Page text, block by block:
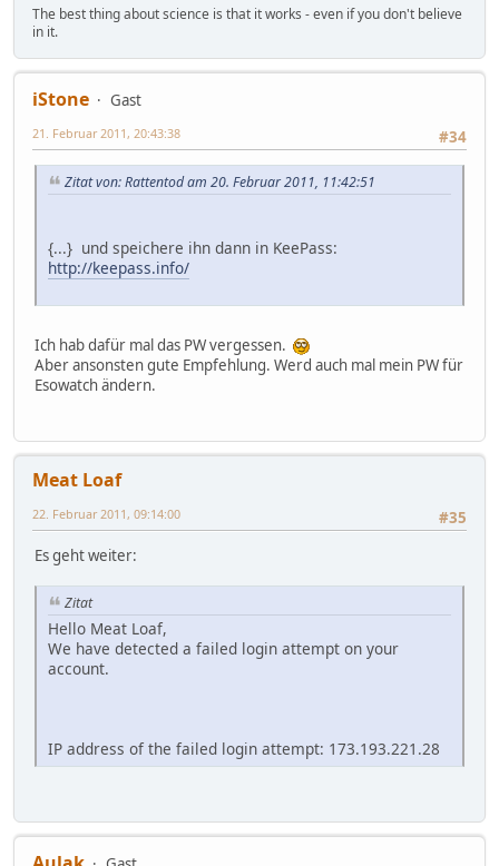
The best thing about science is that it works - even if you don't believe
in it.
iStone
Gast
#34
21. Februar 2011, 20:43:38
Zitat von: Rattentod am 20. Februar 2011, 11:42:51
{...} und speichere ihn dann in KeePass:
http://keepass.info/
Ich hab dafür mal das PW vergessen.
Aber ansonsten gute Empfehlung. Werd auch mal mein PW für
Esowatch ändern.
Meat Loaf
#35
22. Februar 2011, 09:14:00
Es geht weiter:
Zitat
Hello Meat Loaf,
We have detected a failed login attempt on your
account.
IP address of the failed login attempt: 173.193.221.28